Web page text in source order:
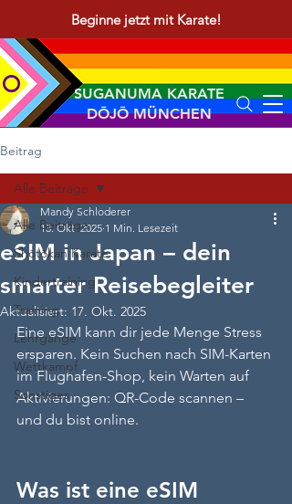
Beginne jetzt mit Karate!
SUGANUMA KARATE
DŌJŌ MÜNCHEN
Beitrag
Alle Beiträge
Shōtōkan Karate
Kindertraining
Training
Lehrgänge
Wettkampf
Sonstiges
Alle Beiträge
eSIM in Japan – dein
smarter Reisebegleiter
Mandy Schloderer
13. Okt. 2025 1 Min. Lesezeit
Aktualisiert: 17. Okt. 2025
Eine eSIM kann dir jede Menge Stress
ersparen. Kein Suchen nach SIM-Karten
im Flughafen-Shop, kein Warten auf
Aktivierungen: QR-Code scannen –
und du bist online.
Was ist eine eSIM